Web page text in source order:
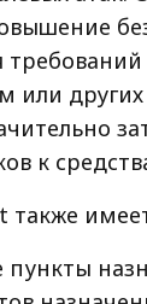
требований
или
к
также